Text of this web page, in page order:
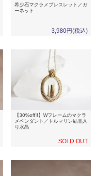
希少石マクラメブレスレット／ガ
ーネット
3,980円(税込)
【30%off!!】Wフレームのマクラ
メペンダント／トルマリン結晶入
り水晶
SOLD OUT